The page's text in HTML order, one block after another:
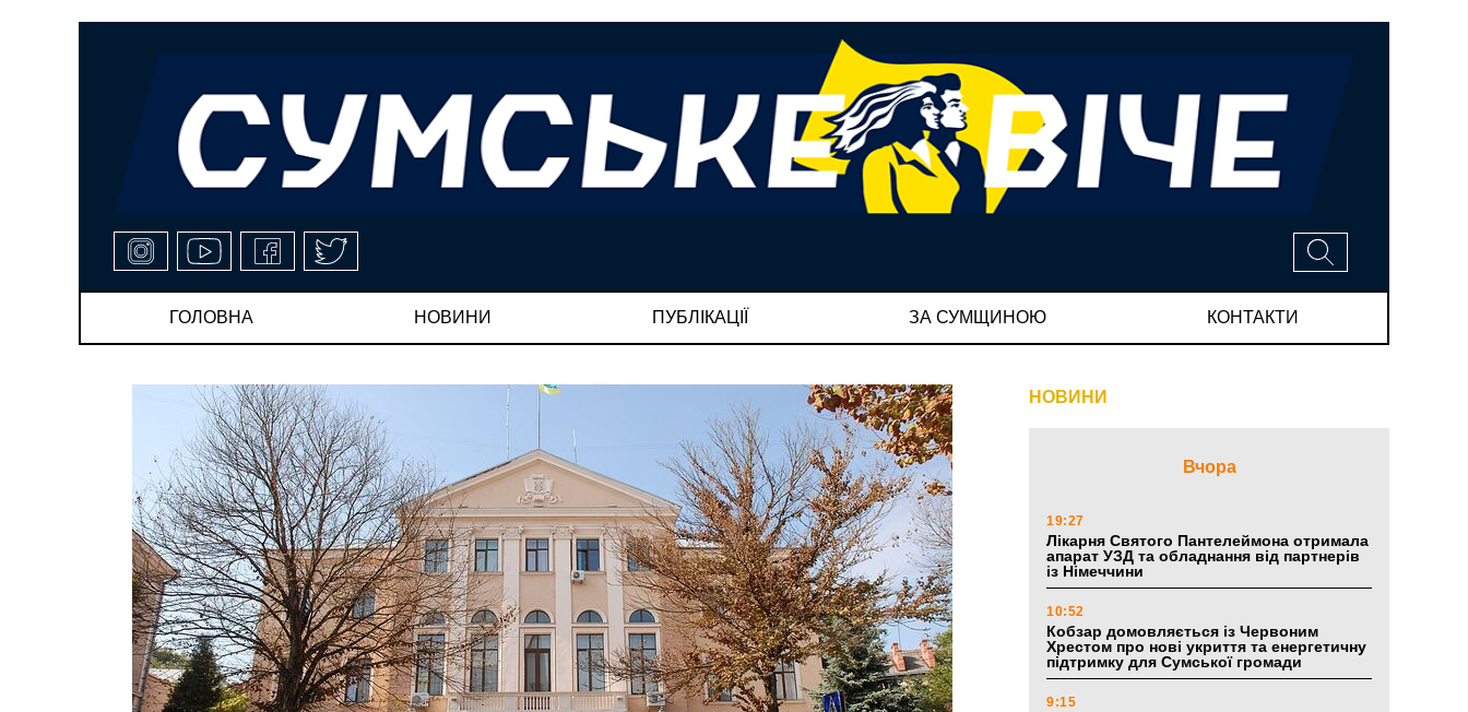
ГОЛОВНА НОВИНИ ПУБЛІКАЦІЇ ЗА СУМЩИНОЮ КОНТАКТИ
НОВИНИ
Вчора
19:27
Лікарня Святого Пантелеймона отримала
апарат УЗД та обладнання від партнерів
із Німеччини
10:52
Кобзар домовляється із Червоним
Хрестом про нові укриття та енергетичну
підтримку для Сумської громади
9:15